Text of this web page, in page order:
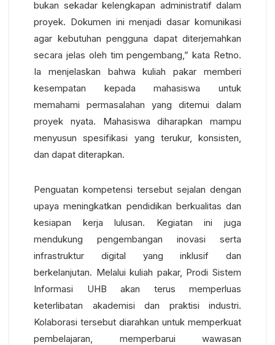
bukan sekadar kelengkapan administratif dalam
proyek. Dokumen ini menjadi dasar komunikasi
agar kebutuhan pengguna dapat diterjemahkan
secara jelas oleh tim pengembang,” kata Retno.
Ia menjelaskan bahwa kuliah pakar memberi
kesempatan kepada mahasiswa untuk
memahami permasalahan yang ditemui dalam
proyek nyata. Mahasiswa diharapkan mampu
menyusun spesifikasi yang terukur, konsisten,
dan dapat diterapkan.
Penguatan kompetensi tersebut sejalan dengan
upaya meningkatkan pendidikan berkualitas dan
kesiapan kerja lulusan. Kegiatan ini juga
mendukung pengembangan inovasi serta
infrastruktur digital yang inklusif dan
berkelanjutan. Melalui kuliah pakar, Prodi Sistem
Informasi UHB akan terus memperluas
keterlibatan akademisi dan praktisi industri.
Kolaborasi tersebut diarahkan untuk memperkuat
pembelajaran, memperbarui wawasan